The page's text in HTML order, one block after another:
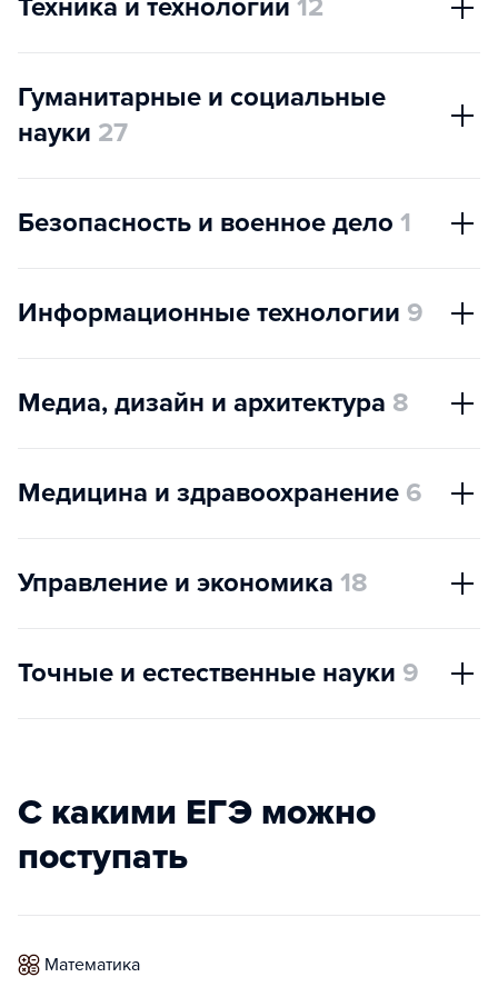
Техника и технологии 12
Гуманитарные и социальные
науки 27
Безопасность и военное дело 1
Информационные технологии 9
Медиа, дизайн и архитектура 8
Медицина и здравоохранение 6
Управление и экономика 18
Точные и естественные науки 9
С какими ЕГЭ можно
поступать
математика